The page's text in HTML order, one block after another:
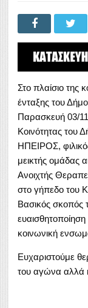
Στο πλαίσιο της
ένταξης του
Παρασκευή 03/
Κοινότητας του
ΗΠΕΙΡΟΣ,
μεικτής ομάδας
Ανοιχτής
στο γήπεδο του
Βασικός σκοπός
κοινωνική
Ευχαριστούμε
του αγώνα αλλά